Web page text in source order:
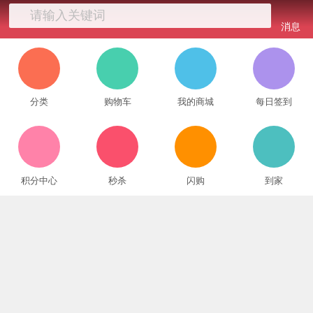
请输入关键词
消息
分类 购物车 我的商城 每日签到
积分中心 秒杀 闪购 到家